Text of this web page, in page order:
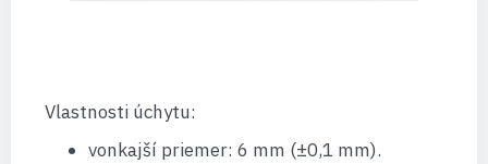
Vlastnosti úchytu:
vonkajší priemer: 6 mm (±0,1 mm).